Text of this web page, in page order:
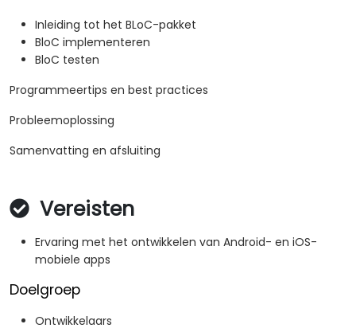
Inleiding tot het BLoC-pakket
BloC implementeren
BloC testen
Programmeertips en best practices
Probleemoplossing
Samenvatting en afsluiting
Vereisten
Ervaring met het ontwikkelen van Android- en iOS-
mobiele apps
Doelgroep
Ontwikkelaars